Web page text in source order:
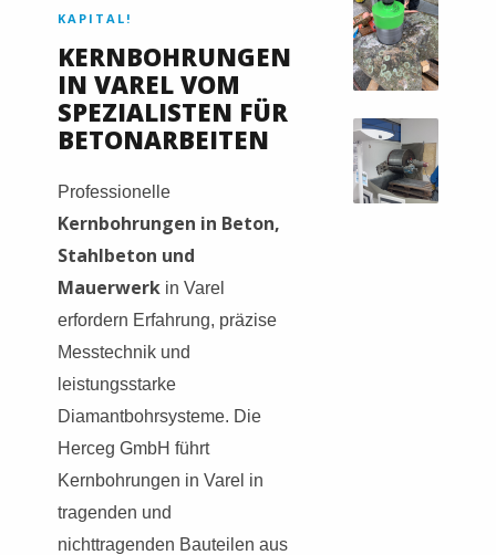
KAPITAL!
KERNBOHRUNGEN
IN VAREL VOM
SPEZIALISTEN FÜR
BETONARBEITEN
Professionelle
Kernbohrungen in Beton,
Stahlbeton und
Mauerwerk in Varel
erfordern Erfahrung, präzise
Messtechnik und
leistungsstarke
Diamantbohrsysteme. Die
Herceg GmbH führt
Kernbohrungen in Varel in
tragenden und
nichttragenden Bauteilen aus